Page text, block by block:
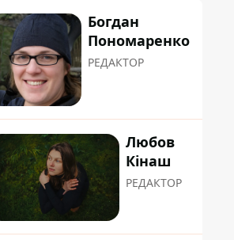
Богдан
Пономаренко
РЕДАКТОР
Любов
Кінаш
РЕДАКТОР